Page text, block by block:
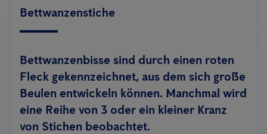
Bettwanzenstiche
Bettwanzenbisse sind durch einen roten
Fleck gekennzeichnet, aus dem sich große
Beulen entwickeln können. Manchmal wird
eine Reihe von 3 oder ein kleiner Kranz
von Stichen beobachtet.